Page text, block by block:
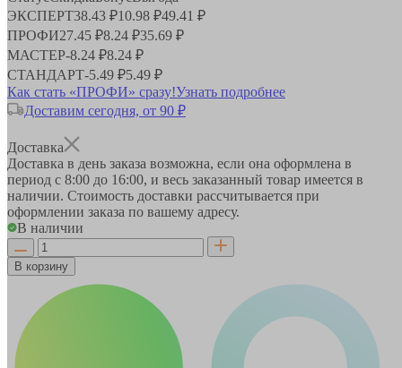
ЭКСПЕРТ38.43 ₽10.98 ₽49.41 ₽
ПРОФИ27.45 ₽8.24 ₽35.69 ₽
МАСТЕР-8.24 ₽8.24 ₽
СТАНДАРТ-5.49 ₽5.49 ₽
Как стать «ПРОФИ» сразу!Узнать подробнее
Доставим сегодня, от 90 ₽
Доставка
Доставка в день заказа возможна, если она оформлена в
период с 8:00 до 16:00, и весь заказанный товар имеется в
наличии. Стоимость доставки рассчитывается при
оформлении заказа по вашему адресу.
В наличии
В корзину